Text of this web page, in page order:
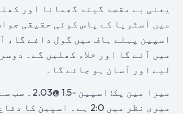
یعنی بے مقصد گیند گھمانا اور
میں آسٹریا کے پاس کوئی حقیقی
اسپین پہلے ہاف میں گول داغے گا،
میں آئے گا اور خلاء کھلیں گے۔
لیے اور آسان ہو جائے گا۔
میرا مین پک:
میری نظر میں 2:0 ہے۔